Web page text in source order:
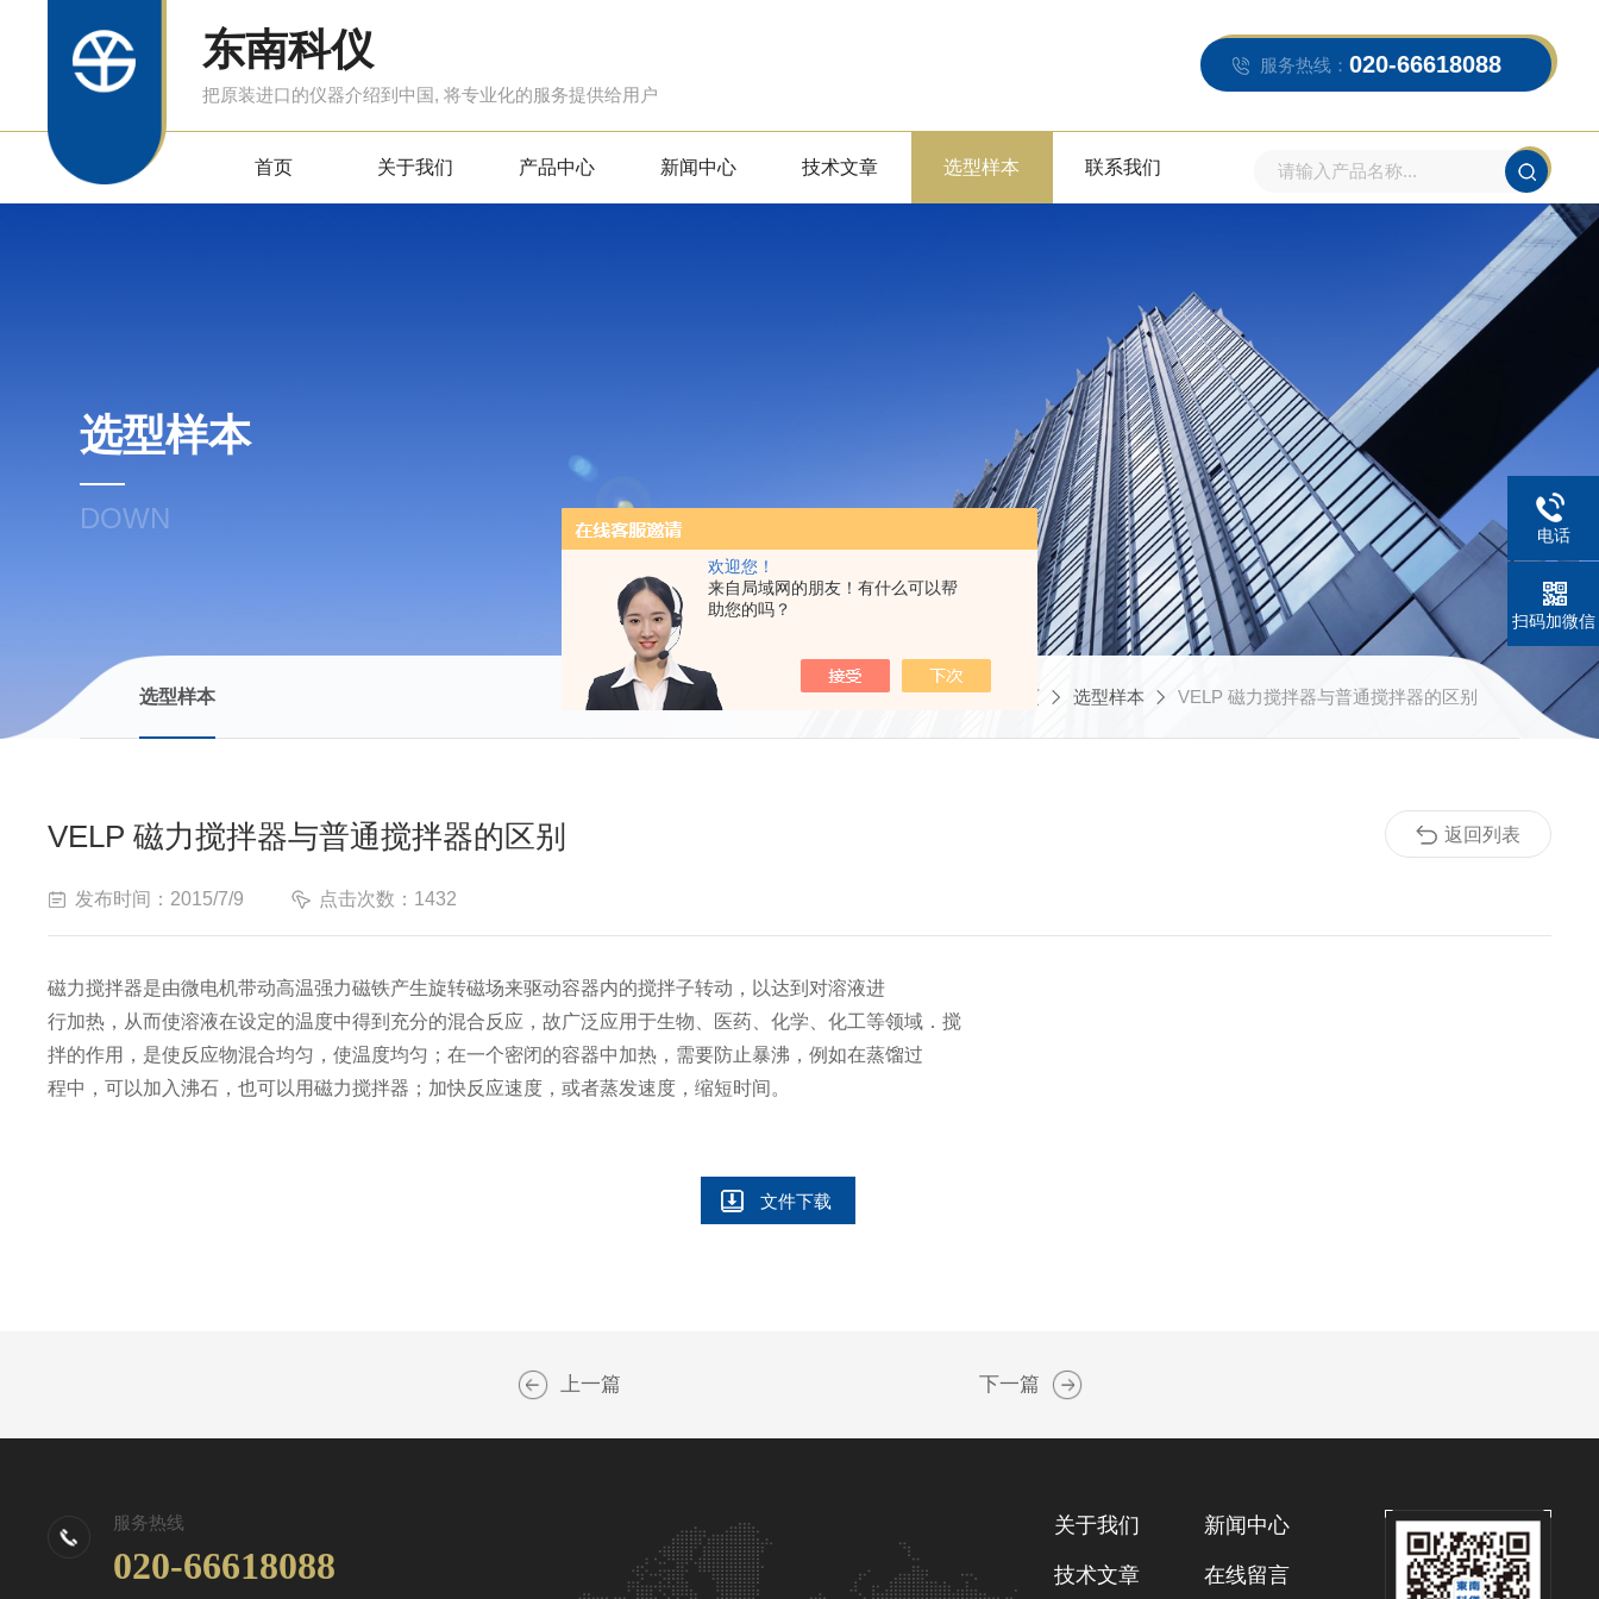
欢迎您！
来自局域网的朋友！有什么可以帮
助您的吗？
东南科仪
把原装进口的仪器介绍到中国, 将专业化的服务提供给用户
服务热线： 020-66618088
首页 关于我们 产品中心 新闻中心 技术文章 选型样本 联系我们
选型样本
DOWN
选型样本 当前位置： 首页 选型样本 VELP 磁力搅拌器与普通搅拌器的区别
VELP 磁力搅拌器与普通搅拌器的区别
发布时间：2015/7/9 点击次数：1432
磁力搅拌器是由微电机带动高温强力磁铁产生旋转磁场来驱动容器内的搅拌子转动，以达到对溶液进
行加热，从而使溶液在设定的温度中得到充分的混合反应，故广泛应用于生物、医药、化学、化工等领域．搅
拌的作用，是使反应物混合均匀，使温度均匀；在一个密闭的容器中加热，需要防止暴沸，例如在蒸馏过
程中，可以加入沸石，也可以用磁力搅拌器；加快反应速度，或者蒸发速度，缩短时间。
文件下载
返回列表
上一篇 下一篇
服务热线
020-66618088
关于我们 新闻中心
技术文章 在线留言
电话
扫码加微信